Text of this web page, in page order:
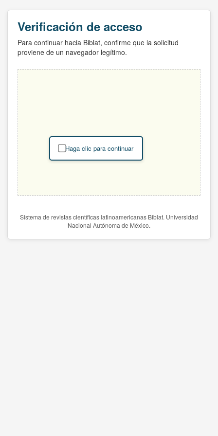
Verificación de acceso
Para continuar hacia Biblat, confirme que la solicitud
proviene de un navegador legítimo.
Haga clic para continuar
Sistema de revistas científicas latinoamericanas Biblat. Universidad
Nacional Autónoma de México.